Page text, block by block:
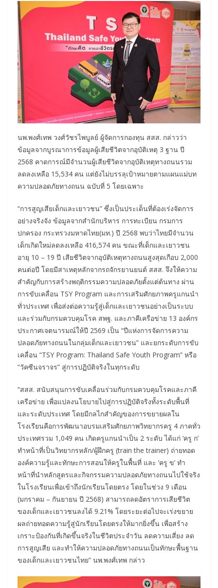
นพ.พงศ์เทพ วงศ์วัชรไพบูลย์ ผู้จัดการกองทุน สสส. กล่าวว่า
ข้อมูลจากบูรณาการข้อมูลผู้เสียชีวิตจากอุบัติเหตุ 3 ฐาน ปี
2568 คาดการณ์มีจำนวนผู้เสียชีวิตจากอุบัติเหตุทางถนนรวม
ลดลงเหลือ 15,534 คน แต่ยังไม่บรรลุเป้าหมายตามแผนแม่บท
ความปลอดภัยทางถนน ฉบับที่ 5 โดยเฉพาะ
“การสูญเสียเด็กและเยาวชน” ซึ่งเป็นประเด็นที่ต้องเร่งจัดการ
อย่างจริงจัง ข้อมูลจากสำนักบริหาร การทะเบียน กรมการ
ปกครอง กระทรวงมหาดไทย(มท.) ปี 2568 พบว่าไทยมีจำนวน
เด็กเกิดใหม่ลดลงเหลือ 416,574 คน ขณะที่เด็กและเยาวชน
อายุ 10 – 19 ปี เสียชีวิตจากอุบัติเหตุทางถนนสูงสุดเกือบ 2,000
คนต่อปี โดยมีสาเหตุหลักจากรถจักรยานยนต์ สสส. จึงให้ความ
สำคัญกับการสร้างพฤติกรรมความปลอดภัยตั้งแต่ต้นทาง ผ่าน
การขับเคลื่อน TSY Program และการเสริมศักยภาพครูแกนนำ
ทั่วประเทศ เพื่อส่งต่อความรู้สู่เด็กและเยาวชนอย่างเป็นระบบ
และร่วมกับกรมควบคุมโรค สพฐ. และภาคีเครือข่าย 13 องค์กร
ประกาศเจตนารมณ์ให้ปี 2569 เป็น “ปีแห่งการจัดการความ
ปลอดภัยทางถนนในกลุ่มเด็กและเยาวชน” และยกระดับการขับ
เคลื่อน “TSY Program: Thailand Safe Youth Program” หรือ
“วัคซีนจราจร” สู่การปฏิบัติจริงในทุกระดับ
“สสส. สนับสนุนการขับเคลื่อนร่วมกับกรมควบคุมโรคและภาคี
เครือข่าย เพื่อแปลงนโยบายไปสู่การปฏิบัติจริงทั้งระดับพื้นที่
และระดับประเทศ โดยมีกลไกสำคัญของการขยายผลใน
โรงเรียนคือการพัฒนาอบรมเสริมศักยภาพวิทยากรครู 4 ภาคทั่ว
ประเทศรวม 1,049 คน เกิดครูแกนนำเป็น 2 ระดับ ได้แก่ ‘ครู ก’
ทำหน้าที่เป็นวิทยากรหลัก/ผู้ฝึกครู (train the trainer) ถ่ายทอด
องค์ความรู้และทักษะการสอนให้ครูในพื้นที่ และ ‘ครู ข’ ทำ
หน้าที่นำหลักสูตรและกิจกรรมความปลอดภัยทางถนนไปใช้จริง
ในโรงเรียนเพื่อเข้าถึงนักเรียนโดยตรง โดยในช่วง 9 เดือน
(มกราคม – กันยายน ปี 2568) สามารถลดอัตราการเสียชีวิต
ของเด็กและเยาวชนลงได้ 9.21% โดยระยะต่อไปจะเร่งขยาย
ผลถ่ายทอดความรู้สู่นักเรียนโดยตรงให้มากยิ่งขึ้น เพื่อสร้าง
เกราะป้องกันที่เกิดขึ้นจริงในชีวิตประจำวัน ลดความเสี่ยง ลด
การสูญเสีย และทำให้ความปลอดภัยทางถนนเป็นทักษะพื้นฐาน
ของเด็กและเยาวชนไทย” นพ.พงศ์เทพ กล่าว